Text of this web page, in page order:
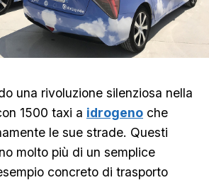
una rivoluzione silenziosa nella
1500 taxi a idrogeno che
le sue strade. Questi
molto più di un semplice
concreto di trasporto